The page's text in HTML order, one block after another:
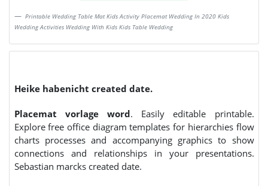
Printable Wedding Table Mat Kids Activity Placemat Wedding In 2020 Kids
Wedding Activities Wedding With Kids Kids Table Wedding
Heike habenicht created date.
Placemat vorlage word. Easily editable printable.
Explore free office diagram templates for hierarchies flow
charts processes and accompanying graphics to show
connections and relationships in your presentations.
Sebastian marcks created date.